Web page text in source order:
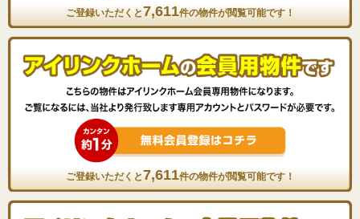
ご登録いただくと7,611件の物件が閲覧可能です！
ご登録いただくと7,611件の物件が閲覧可能です！